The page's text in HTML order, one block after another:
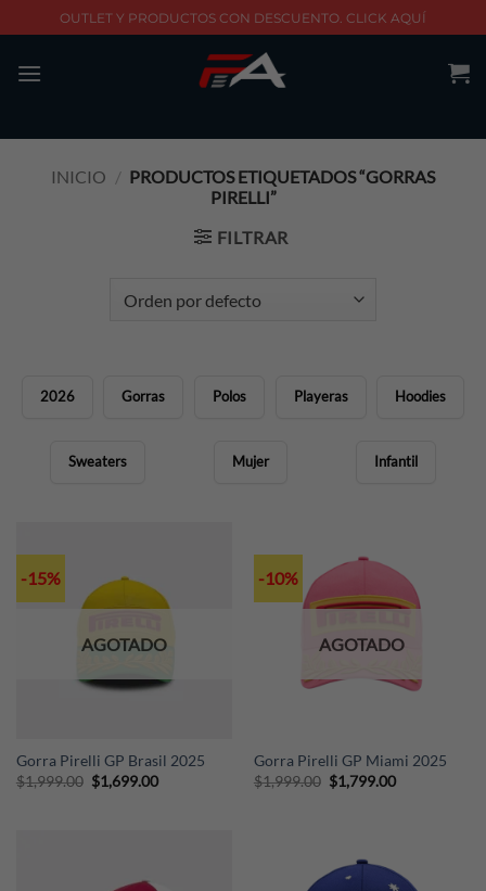
to
content
OUTLET Y PRODUCTOS CON DESCUENTO. CLICK AQUÍ
INICIO / PRODUCTOS ETIQUETADOS “GORRAS
PIRELLI”
FILTRAR
2026 Gorras Polos Playeras Hoodies
Sweaters Mujer Infantil
-15%
AGOTADO
Gorra Pirelli GP Brasil 2025
$1,999.00 Original
price
$1,699.00Current
-10%
AGOTADO
Gorra Pirelli GP Miami 2025
$1,999.00 Original
price
$1,799.00Current